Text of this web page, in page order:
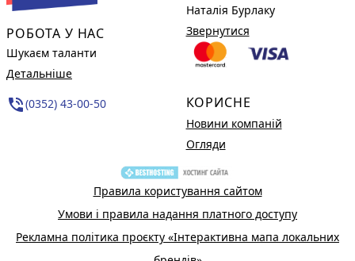
РОБОТА У НАС
Шукаєм таланти
Детальніше
phone_in_talk(0352) 43-00-50
Наталія Бурлаку
Звернутися
КОРИСНЕ
Новини компаній
Огляди
Правила користування сайтом
Умови і правила надання платного доступу
Рекламна політика проєкту «Інтерактивна мапа локальних